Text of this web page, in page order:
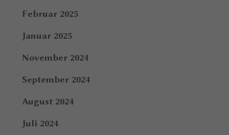
Februar 2025
Januar 2025
November 2024
September 2024
August 2024
Juli 2024